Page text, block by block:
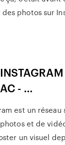
photos sur
- …
est un réseau
et de
un visuel